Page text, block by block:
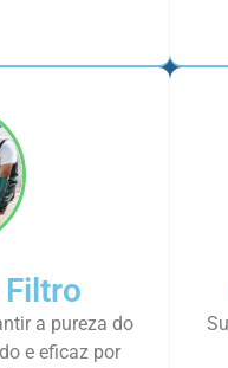
a pureza do
e eficaz por